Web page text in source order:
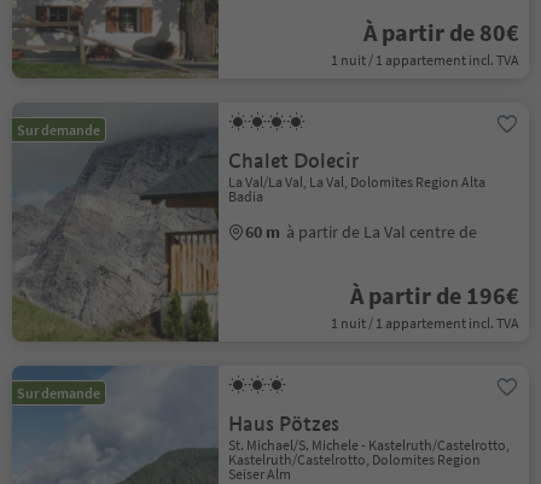
À partir de 80€
1 nuit / 1 appartement incl. TVA
Sur demande
Chalet Dolecir
La Val/La Val, La Val, Dolomites Region Alta
Badia
60 m à partir de La Val centre de
À partir de 196€
1 nuit / 1 appartement incl. TVA
Sur demande
Haus Pötzes
St. Michael/S. Michele - Kastelruth/Castelrotto,
Kastelruth/Castelrotto, Dolomites Region
Seiser Alm